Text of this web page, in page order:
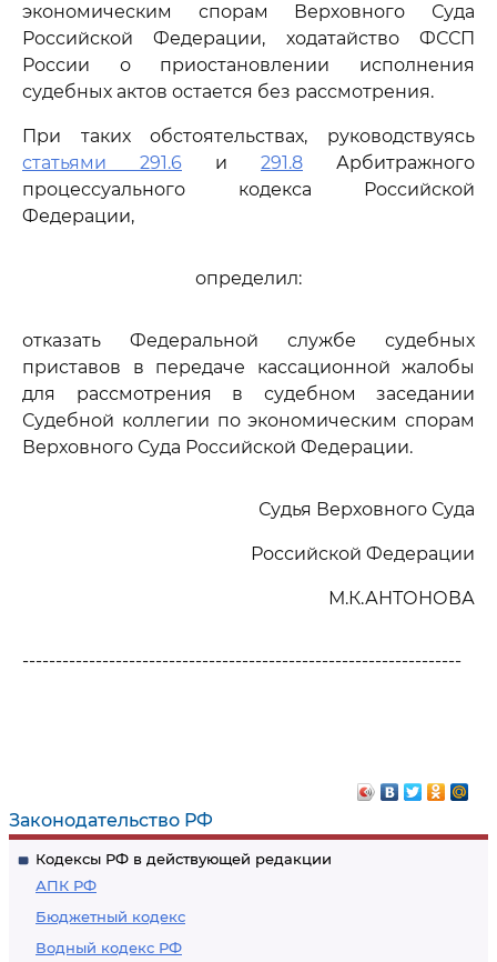
Законодательство РФ
Кодексы РФ в действующей редакции
АПК РФ
Бюджетный кодекс
Водный кодекс РФ
экономическим спорам Верховного Суда
Российской Федерации, ходатайство ФССП
России о приостановлении исполнения
судебных актов остается без рассмотрения.
При таких обстоятельствах, руководствуясь
статьями 291.6 и 291.8 Арбитражного
процессуального кодекса Российской
Федерации,
определил:
отказать Федеральной службе судебных
приставов в передаче кассационной жалобы
для рассмотрения в судебном заседании
Судебной коллегии по экономическим спорам
Верховного Суда Российской Федерации.
Судья Верховного Суда
Российской Федерации
М.К.АНТОНОВА
------------------------------------------------------------------